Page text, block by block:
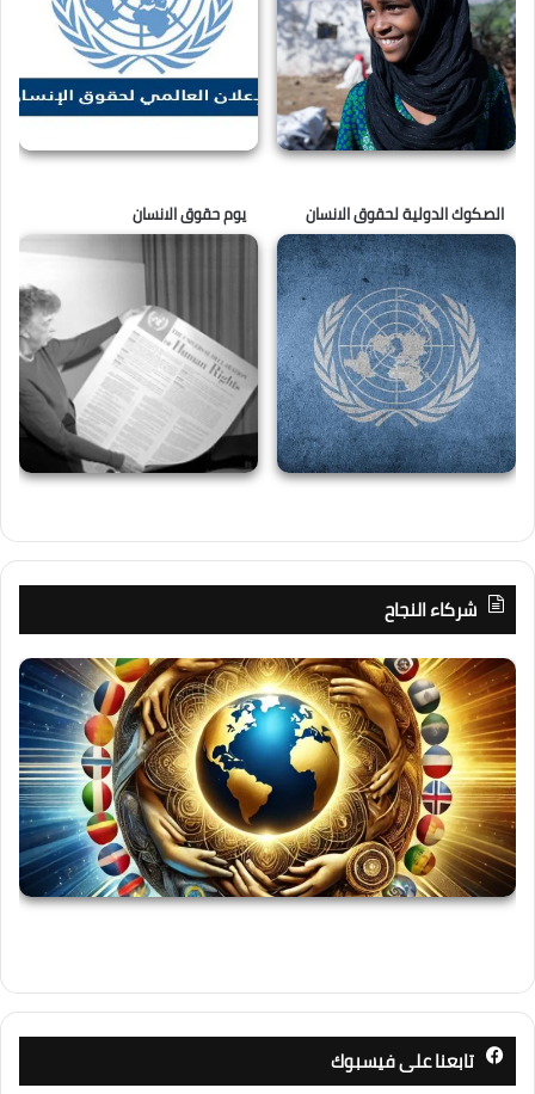
الصكوك الدولية لحقوق الانسان يوم حقوق الانسان
شركاء النجاح
تابعنا على فيسبوك